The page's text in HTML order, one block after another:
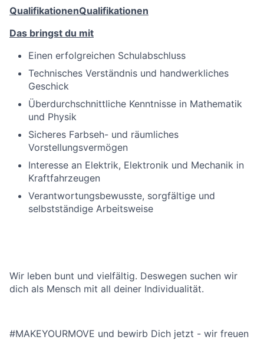
QualifikationenQualifikationen
Das bringst du mit
Einen erfolgreichen Schulabschluss
Technisches Verständnis und handwerkliches
Geschick
Überdurchschnittliche Kenntnisse in Mathematik
und Physik
Sicheres Farbseh- und räumliches
Vorstellungsvermögen
Interesse an Elektrik, Elektronik und Mechanik in
Kraftfahrzeugen
Verantwortungsbewusste, sorgfältige und
selbstständige Arbeitsweise
Wir leben bunt und vielfältig. Deswegen suchen wir
dich als Mensch mit all deiner Individualität.
#MAKEYOURMOVE und bewirb Dich jetzt - wir freuen